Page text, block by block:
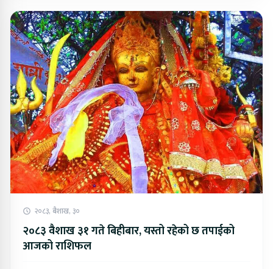
२०८३, बैशाख, ३०
२०८३ वैशाख ३१ गते बिहीबार, यस्तो रहेको छ तपाईको
आजको राशिफल